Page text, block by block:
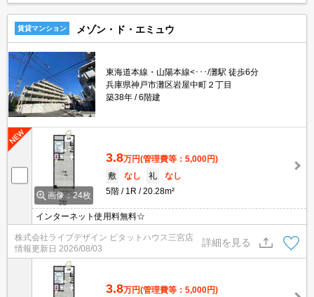
賃貸マンション メゾン・ド・エミュウ
東海道本線・山陽本線<･･･/灘駅 徒歩6分
兵庫県神戸市灘区岩屋中町２丁目
築38年
6階建
画像：24枚
3.8万円(管理費等：5,000円)
敷
なし 礼
なし
5階
1R 20.28m²
インターネット使用料無料☆
株式会社ライブデザイン ピタットハウス三宮店
情報更新日 2026/08/03
詳細を見る
3.8万円(管理費等：5,000円)